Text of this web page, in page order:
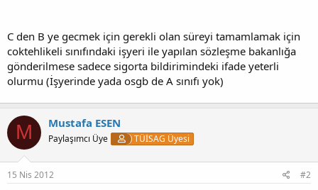
C den B ye gecmek için gerekli olan süreyi tamamlamak için
coktehlikeli sınıfındaki işyeri ile yapılan sözleşme bakanlığa
gönderilmese sadece sigorta bildirimindeki ifade yeterli
olurmu (İşyerinde yada osgb de A sınıfı yok)
M Mustafa ESEN
Paylaşımcı Üye TÜİSAG Üyesi
15 Nis 2012 #2